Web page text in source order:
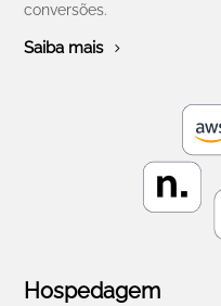
conversões.
Saiba mais
Hospedagem